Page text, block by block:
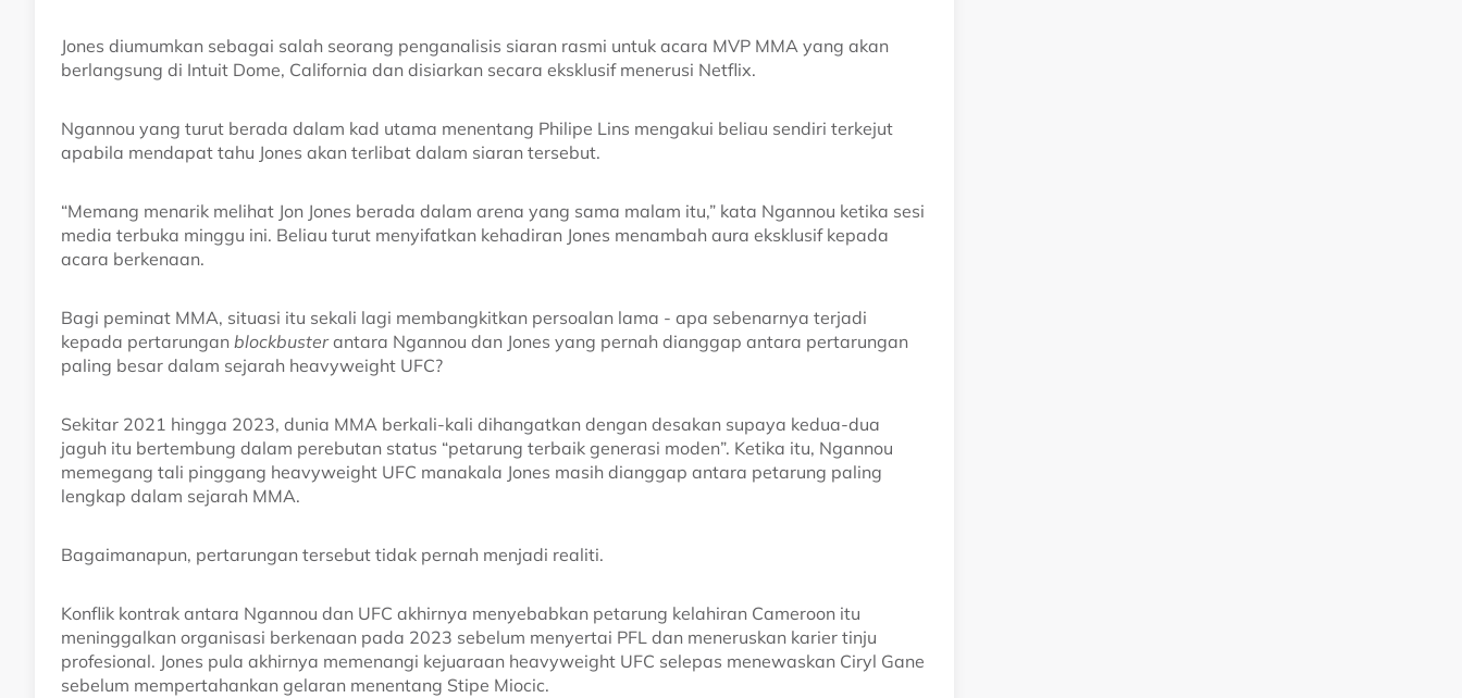
Jones diumumkan sebagai salah seorang penganalisis siaran rasmi untuk acara MVP MMA yang akan
berlangsung di Intuit Dome, California dan disiarkan secara eksklusif menerusi Netflix.
Ngannou yang turut berada dalam kad utama menentang Philipe Lins mengakui beliau sendiri terkejut
apabila mendapat tahu Jones akan terlibat dalam siaran tersebut.
“Memang menarik melihat Jon Jones berada dalam arena yang sama malam itu,” kata Ngannou ketika sesi
media terbuka minggu ini. Beliau turut menyifatkan kehadiran Jones menambah aura eksklusif kepada
acara berkenaan.
Bagi peminat MMA, situasi itu sekali lagi membangkitkan persoalan lama - apa sebenarnya terjadi
kepada pertarungan blockbusterantara Ngannou dan Jones yang pernah dianggap antara pertarungan
paling besar dalam sejarah heavyweight UFC?
Sekitar 2021 hingga 2023, dunia MMA berkali-kali dihangatkan dengan desakan supaya kedua-dua
jaguh itu bertembung dalam perebutan status “petarung terbaik generasi moden”. Ketika itu, Ngannou
memegang tali pinggang heavyweight UFC manakala Jones masih dianggap antara petarung paling
lengkap dalam sejarah MMA.
Bagaimanapun, pertarungan tersebut tidak pernah menjadi realiti.
Konflik kontrak antara Ngannou dan UFC akhirnya menyebabkan petarung kelahiran Cameroon itu
meninggalkan organisasi berkenaan pada 2023 sebelum menyertai PFL dan meneruskan karier tinju
profesional. Jones pula akhirnya memenangi kejuaraan heavyweight UFC selepas menewaskan Ciryl Gane
sebelum mempertahankan gelaran menentang Stipe Miocic.